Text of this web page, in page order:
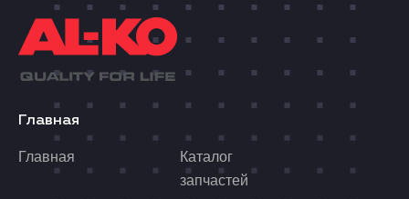
Главная
Главная
Каталог
запчастей